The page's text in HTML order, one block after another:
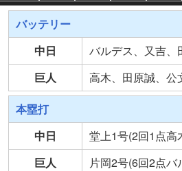
バッテリー
中日
バルデス、又吉、
巨人
高木、田原誠、公
本塁打
中日
堂上1号(2回1点高
巨人
片岡2号(6回2点